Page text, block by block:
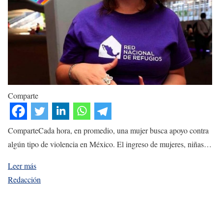
Comparte
ComparteCada hora, en promedio, una mujer busca apoyo contra
algún tipo de violencia en México. El ingreso de mujeres, niñas…
Leer más
Redacción